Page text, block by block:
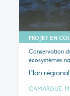
PROJET EN
Conservation
écosystèmes
Plan
CAMARGUE,